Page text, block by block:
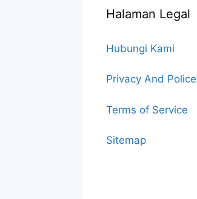
Halaman Legal
Hubungi Kami
Privacy And Police
Terms of Service
Sitemap